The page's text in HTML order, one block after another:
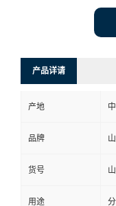
产品详请
产地
品牌
货号
用途